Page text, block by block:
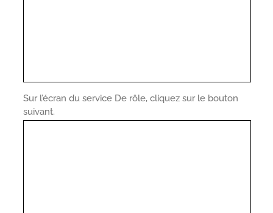
Sur l’écran du service De rôle, cliquez sur le bouton
suivant.